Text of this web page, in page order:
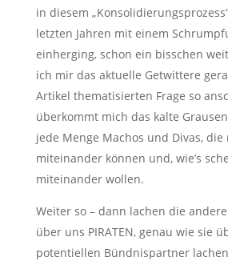
in diesem
letzten Jahren mit einem
einherging, schon ein bisschen
ich mir das aktuelle Getwittere
Artikel thematisierten Frage so
überkommt mich das kalte
jede Menge Machos und Divas, die
miteinander können und, wie’s
miteinander wollen.
Weiter so – dann lachen die
über uns PIRATEN, genau wie sie
potentiellen Bündnispartner